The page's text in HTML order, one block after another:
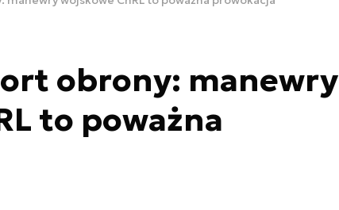
obrony: manewry
to poważna